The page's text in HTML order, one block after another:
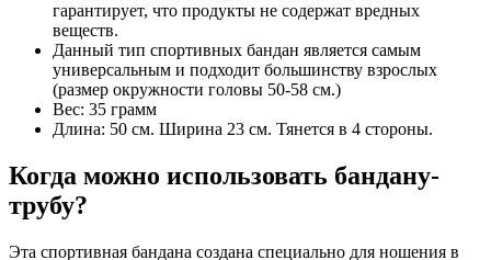
гарантирует, что продукты не содержат вредных
веществ.
Данный тип спортивных бандан является самым
универсальным и подходит большинству взрослых
(размер окружности головы 50-58 см.)
Вес: 35 грамм
Длина: 50 см. Ширина 23 см. Тянется в 4 стороны.
Когда можно использовать бандану-
трубу?
Эта спортивная бандана создана специально для ношения в